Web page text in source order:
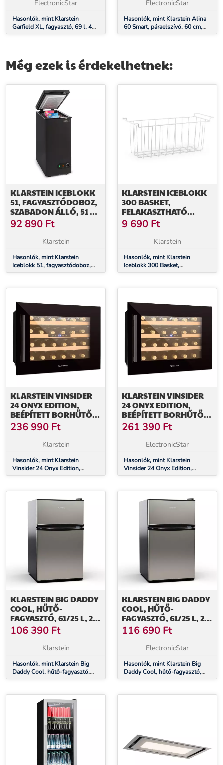
ElectronicStar
Hasonlók, mint Klarstein
Garfield XL, fagyasztó, 69 l, 4
csillag, 80 W, D
ElectronicStar
Hasonlók, mint Klarstein Alina
60 Smart, páraelszívó, 60 cm,
600 m³/ó, LED háttérvilágítás,
Még ezek is érdekelhetnek:
KLARSTEIN ICEBLOKK
51, FAGYASZTÓDOBOZ,
SZABADON ÁLLÓ, 51 L,
ZÁRHATÓ, E
ENERGIAHATÉKONYSÁGI
OSZTÁLY, FEKETE
92 890 Ft
Klarstein
Hasonlók, mint Klarstein
Iceblokk 51, fagyasztódoboz,
szabadon álló, 51 l, zárható, E
fekete
KLARSTEIN ICEBLOKK
300 BASKET,
FELAKASZTHATÓ
KOSÁR A
FAGYASZTÓBA,
KIEGÉSZÍTŐ,
9 690 Ft
Klarstein
Hasonlók, mint Klarstein
Iceblokk 300 Basket,
felakasztható kosár a
pótdarab
KLARSTEIN VINSIDER
24 ONYX EDITION,
BEÉPÍTETT BORHŰTŐ,
G
ENERGIAHATÉKONYSÁGI
OSZTÁLY G OSZTÁLY
236 990 Ft
Klarstein
Hasonlók, mint Klarstein
Vinsider 24 Onyx Edition,
beépített borhűtő, G
osztály
KLARSTEIN VINSIDER
24 ONYX EDITION,
BEÉPÍTETT BORHŰTŐ,
G
ENERGIAHATÉKONYSÁGI
OSZTÁLY G OSZTÁLY
261 390 Ft
ElectronicStar
Hasonlók, mint Klarstein
Vinsider 24 Onyx Edition,
beépített borhűtő, G
osztály
KLARSTEIN BIG DADDY
COOL, HŰTŐ-
FAGYASZTÓ, 61/25 L, 2
SZINT, ROZSDAMENTES
ACÉL
106 390 Ft
Klarstein
Hasonlók, mint Klarstein Big
Daddy Cool, hűtő-fagyasztó,
61/25 l, 2 szint, rozsdamentes
KLARSTEIN BIG DADDY
COOL, HŰTŐ-
FAGYASZTÓ, 61/25 L, 2
SZINT, ROZSDAMENTES
ACÉL
116 690 Ft
ElectronicStar
Hasonlók, mint Klarstein Big
Daddy Cool, hűtő-fagyasztó,
61/25 l, 2 szint, rozsdamentes